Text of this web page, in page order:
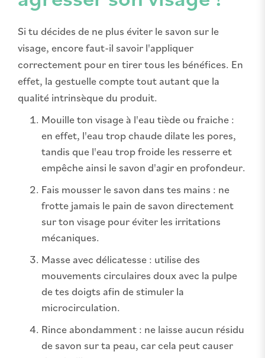
Si tu décides de ne plus éviter le savon sur le
visage, encore faut-il savoir l'appliquer
correctement pour en tirer tous les bénéfices. En
effet, la gestuelle compte tout autant que la
qualité intrinsèque du produit.
Mouille ton visage à l'eau tiède ou fraiche :
en effet, l'eau trop chaude dilate les pores,
tandis que l'eau trop froide les resserre et
empêche ainsi le savon d'agir en profondeur.
Fais mousser le savon dans tes mains : ne
frotte jamais le pain de savon directement
sur ton visage pour éviter les irritations
mécaniques.
Masse avec délicatesse : utilise des
mouvements circulaires doux avec la pulpe
de tes doigts afin de stimuler la
microcirculation.
Rince abondamment : ne laisse aucun résidu
de savon sur ta peau, car cela peut causer